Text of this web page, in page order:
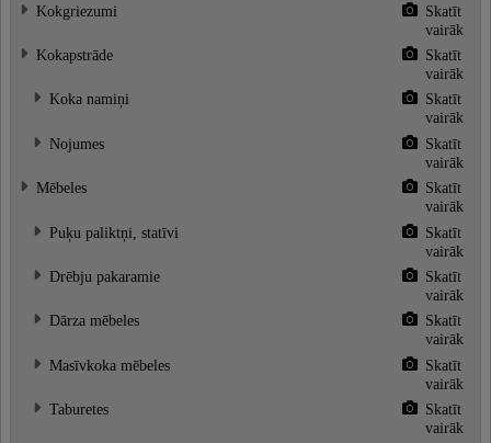
Kokgriezumi
Skatīt
vairāk
Kokapstrāde
Skatīt
vairāk
Koka namiņi
Skatīt
vairāk
Nojumes
Skatīt
vairāk
Mēbeles
Skatīt
vairāk
Puķu paliktņi, statīvi
Skatīt
vairāk
Drēbju pakaramie
Skatīt
vairāk
Dārza mēbeles
Skatīt
vairāk
Masīvkoka mēbeles
Skatīt
vairāk
Taburetes
Skatīt
vairāk